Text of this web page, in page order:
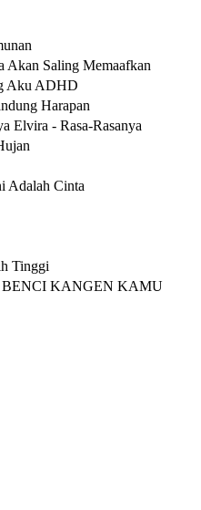
Akan Saling Memaafkan
Aku ADHD
Harapan
Elvira - Rasa-Rasanya
Adalah Cinta
Tinggi
BENCI KANGEN KAMU